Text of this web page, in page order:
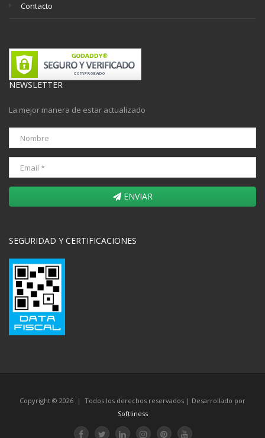
Contacto
NEWSLETTER
La mejor manera de estar actualizado
ENVIAR
SEGURIDAD Y CERTIFICACIONES
Copyright © 2026 | Todos los derechos reservados | Desarrollado por
Softliness